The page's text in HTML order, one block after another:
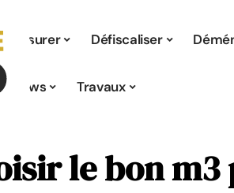
Assurer Défiscaliser
News Travaux
le bon